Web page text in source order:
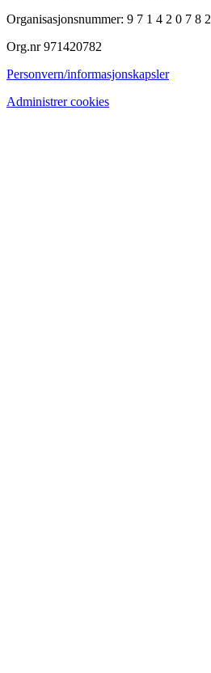
Organisasjonsnummer: 9 7 1 4 2 0 7 8 2
Org.nr 971420782
Personvern/informasjonskapsler
Administrer cookies